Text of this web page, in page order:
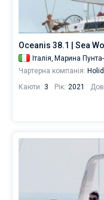
Oceanis 38.1 | Sea
Італія, Марина
Чартерна компанія:
Каюти: 3 Рік: 2021